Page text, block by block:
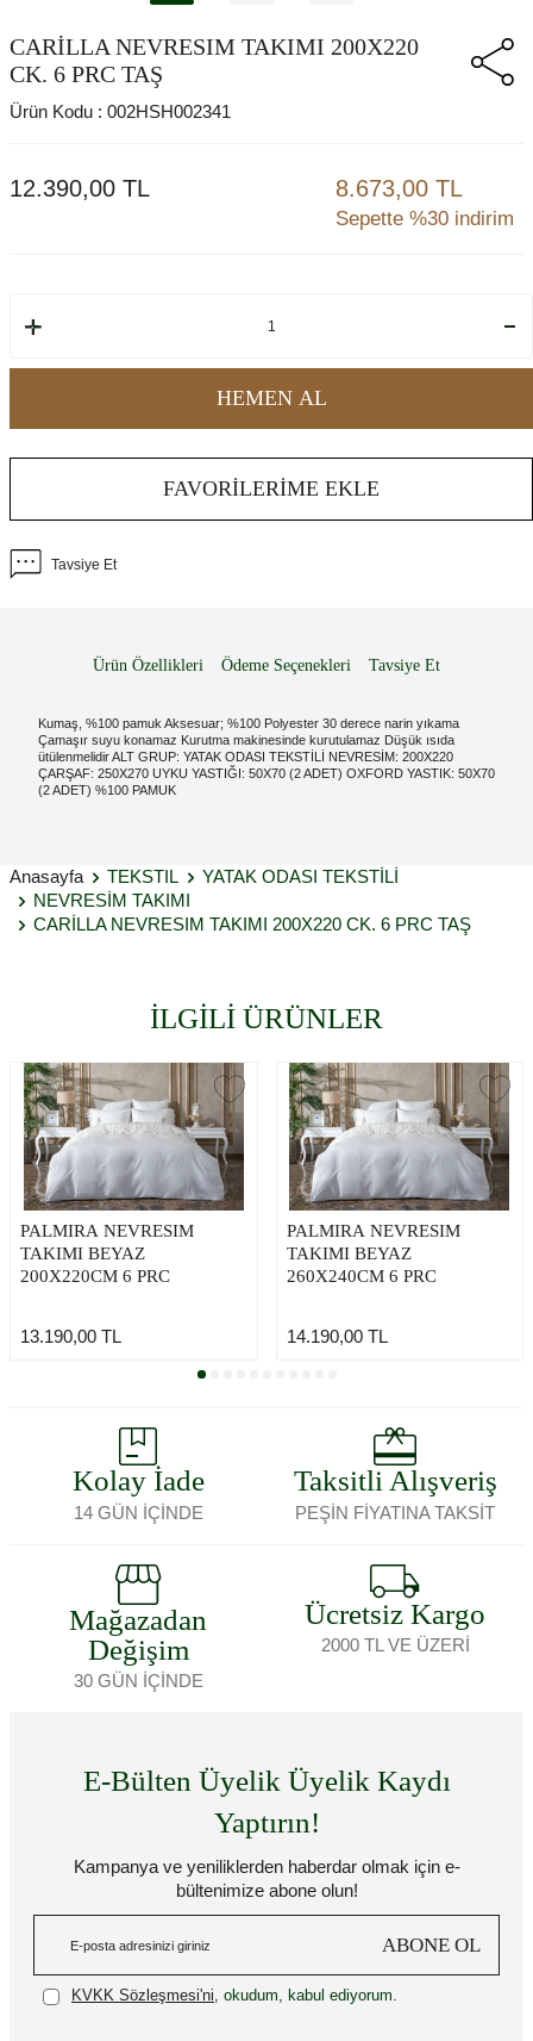
CARİLLA NEVRESIM TAKIMI 200X220
CK. 6 PRC TAŞ
Ürün Kodu : 002HSH002341
12.390,00 TL 8.673,00 TL
Sepette %30 indirim
HEMEN AL
FAVORILERIME EKLE
Tavsiye Et
Ürün Özellikleri Ödeme Seçenekleri Tavsiye Et
Kumaş, %100 pamuk Aksesuar; %100 Polyester 30 derece narin yıkama
Çamaşır suyu konamaz Kurutma makinesinde kurutulamaz Düşük ısıda
ütülenmelidir ALT GRUP: YATAK ODASI TEKSTİLİ NEVRESİM: 200X220
ÇARŞAF: 250X270 UYKU YASTIĞI: 50X70 (2 ADET) OXFORD YASTIK: 50X70
(2 ADET) %100 PAMUK
Anasayfa TEKSTIL
YATAK ODASI TEKSTİLİ
NEVRESİM TAKIMI
CARİLLA NEVRESIM TAKIMI 200X220 CK. 6 PRC TAŞ
İLGİLİ ÜRÜNLER
PALMIRA NEVRESIM
TAKIMI BEYAZ
200X220CM 6 PRC
13.190,00 TL
PALMIRA NEVRESIM
TAKIMI BEYAZ
260X240CM 6 PRC
14.190,00TL
Kolay İade
14 GÜN İÇİNDE
Taksitli Alışveriş
PEŞİN FİYATINA TAKSİT
Mağazadan
Değişim
30 GÜN İÇİNDE
Ücretsiz Kargo
2000 TL VE ÜZERİ
E-Bülten Üyelik Üyelik Kaydı
Yaptırın!
Kampanya ve yeniliklerden haberdar olmak için e-
bültenimize abone olun!
ABONE OL
KVKK Sözleşmesi'ni, okudum, kabul ediyorum.